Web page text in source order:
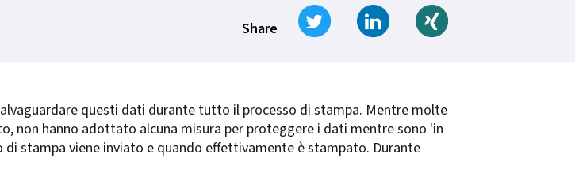
Share
Tweet Share on LinkedIn
questi dati durante tutto il processo di stampa. Mentre molte
non hanno adottato alcuna misura per proteggere i dati mentre sono 'in
stampa viene inviato e quando effettivamente è stampato. Durante